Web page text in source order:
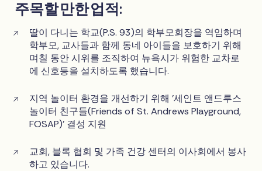
주목할 만한 업적:
딸이 다니는 학교(P.S. 93)의 학부모회장을 역임하며
학부모, 교사들과 함께 동네 아이들을 보호하기 위해
며칠 동안 시위를 조직하여 뉴욕시가 위험한 교차로
에 신호등을 설치하도록 했습니다.
지역 놀이터 환경을 개선하기 위해 '세인트 앤드루스
놀이터 친구들(Friends of St. Andrews Playground,
FOSAP)' 결성 지원
교회, 블록 협회 및 가족 건강 센터의 이사회에서 봉사
하고 있습니다.